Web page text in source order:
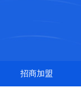
招商加盟